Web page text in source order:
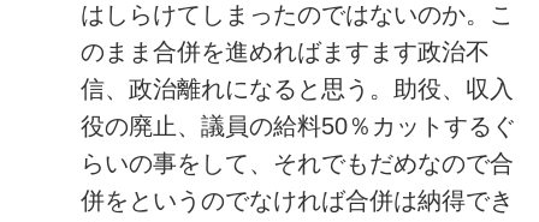
はしらけてしまったのではないのか。こ
のまま合併を進めればますます政治不
信、政治離れになると思う。助役、収入
役の廃止、議員の給料50％カットするぐ
らいの事をして、それでもだめなので合
併をというのでなければ合併は納得でき